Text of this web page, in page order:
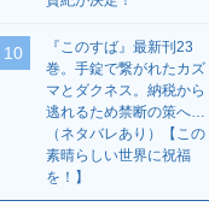
10
『このすば』最新刊23
巻。手錠で繋がれたカズ
マとダクネス。納税から
逃れるため禁断の策へ…
（ネタバレあり）【この
素晴らしい世界に祝福
を！】